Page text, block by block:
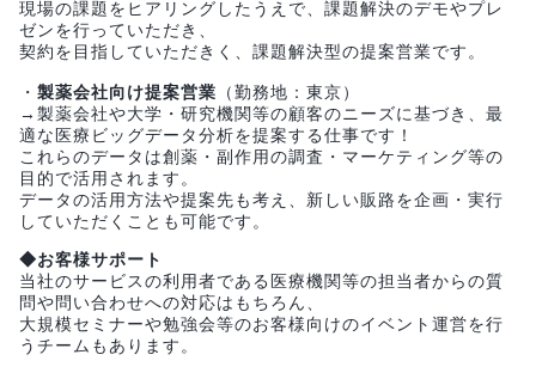
現場の課題をヒアリングしたうえで、課題解決のデモやプレ
ゼンを行っていただき、
契約を目指していただきく、課題解決型の提案営業です。
・ 製薬会社向け提案営業 （勤務地：東京）
→製薬会社や大学・研究機関等の顧客のニーズに基づき、最
適な医療ビッグデータ分析を提案する仕事です！
これらのデータは創薬・副作用の調査・マーケティング等の
目的で活用されます。
データの活用方法や提案先も考え、新しい販路を企画・実行
していただくことも可能です。
◆お客様サポート
当社のサービスの利用者である医療機関等の担当者からの質
問や問い合わせへの対応はもちろん、
大規模セミナーや勉強会等のお客様向けのイベント運営を行
うチームもあります。